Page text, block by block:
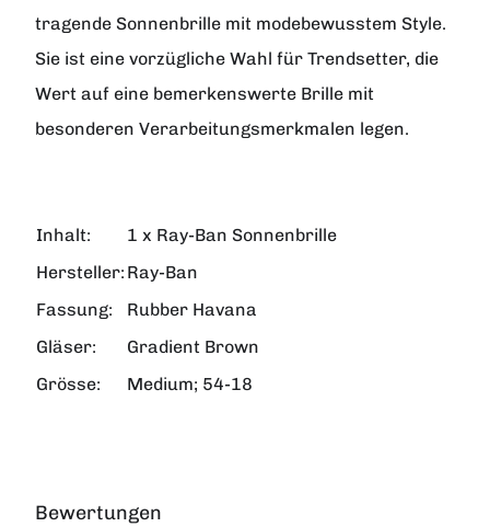
tragende Sonnenbrille mit modebewusstem Style.
Sie ist eine vorzügliche Wahl für Trendsetter, die
Wert auf eine bemerkenswerte Brille mit
besonderen Verarbeitungsmerkmalen legen.
Inhalt:
1 x Ray-Ban Sonnenbrille
Hersteller: Ray-Ban
Fassung:
Rubber Havana
Gläser:
Gradient Brown
Grösse:
Medium; 54-18
Bewertungen